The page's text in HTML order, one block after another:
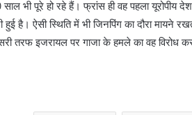
भी पूरे हो रहे हैं। फ्रांस ही वह पहला यूरोपीय
हुई है। ऐसी स्थिति में भी जिनपिंग का दौरा
तरफ इजरायल पर गाजा के हमले का वह विरोध